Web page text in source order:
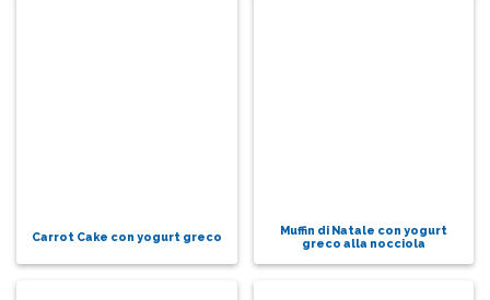
Carrot Cake con yogurt greco
Muffin di Natale con yogurt
greco alla nocciola